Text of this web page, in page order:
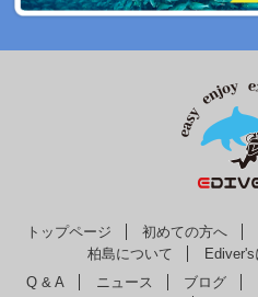
トップページ 初めての方へ
柏島について
Q & A
ニュース ブログ